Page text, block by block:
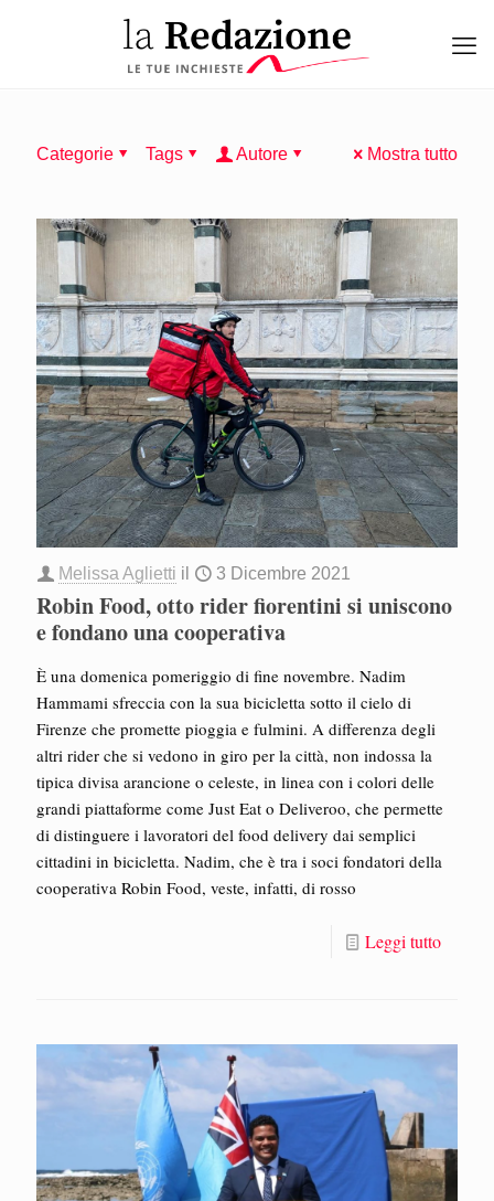
Categorie Tags Autore Mostra tutto
Melissa Aglietti il 3 Dicembre 2021
Robin Food, otto rider fiorentini si uniscono
e fondano una cooperativa
È una domenica pomeriggio di fine novembre. Nadim
Hammami sfreccia con la sua bicicletta sotto il cielo di
Firenze che promette pioggia e fulmini. A differenza degli
altri rider che si vedono in giro per la città, non indossa la
tipica divisa arancione o celeste, in linea con i colori delle
grandi piattaforme come Just Eat o Deliveroo, che permette
di distinguere i lavoratori del food delivery dai semplici
cittadini in bicicletta. Nadim, che è tra i soci fondatori della
cooperativa Robin Food, veste, infatti, di rosso
Leggi tutto